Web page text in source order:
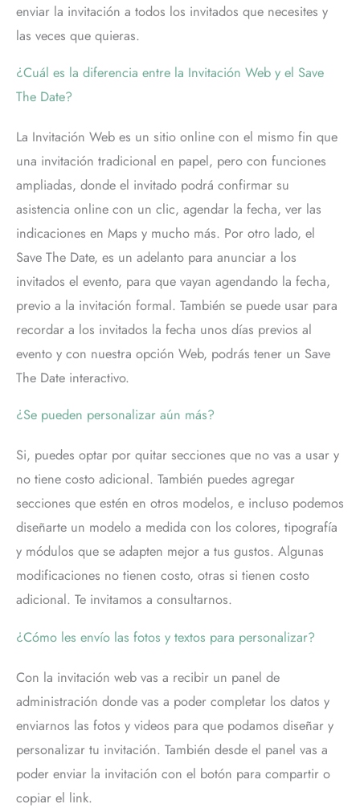
enviar la invitación a todos los invitados que necesites y
las veces que quieras.
¿Cuál es la diferencia entre la Invitación Web y el Save
The Date?
La Invitación Web es un sitio online con el mismo fin que
una invitación tradicional en papel, pero con funciones
ampliadas, donde el invitado podrá confirmar su
asistencia online con un clic, agendar la fecha, ver las
indicaciones en Maps y mucho más. Por otro lado, el
Save The Date, es un adelanto para anunciar a los
invitados el evento, para que vayan agendando la fecha,
previo a la invitación formal. También se puede usar para
recordar a los invitados la fecha unos días previos al
evento y con nuestra opción Web, podrás tener un Save
The Date interactivo.
¿Se pueden personalizar aún más?
Si, puedes optar por quitar secciones que no vas a usar y
no tiene costo adicional. También puedes agregar
secciones que estén en otros modelos, e incluso podemos
diseñarte un modelo a medida con los colores, tipografía
y módulos que se adapten mejor a tus gustos. Algunas
modificaciones no tienen costo, otras si tienen costo
adicional. Te invitamos a consultarnos.
¿Cómo les envío las fotos y textos para personalizar?
Con la invitación web vas a recibir un panel de
administración donde vas a poder completar los datos y
enviarnos las fotos y videos para que podamos diseñar y
personalizar tu invitación. También desde el panel vas a
poder enviar la invitación con el botón para compartir o
copiar el link.